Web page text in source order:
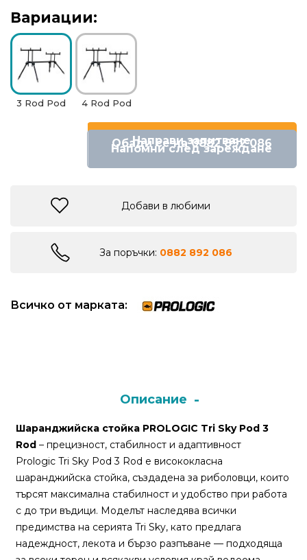
риболов
Куки
за
риболов
Къмпинг
Лодки
примамки
за
риболов
Комплекти
за
риболов
Вариации:
3 Rod Pod 4 Rod Pod
Обади се на 0882 892 086
Направи запитване
Напомни след зареждане
Добави в любими
За поръчки: 0882 892 086
Всичко от марката:
Описание
Шаранджийска стойка PROLOGIC Tri Sky Pod 3
Rod – прецизност, стабилност и адаптивност
Prologic Tri Sky Pod 3 Rod е висококласна
шаранджийска стойка, създадена за риболовци, които
търсят максимална стабилност и удобство при работа
с до три въдици. Моделът наследява всички
предимства на серията Tri Sky, като предлага
надеждност, лекота и бързо разпъване — подходяща